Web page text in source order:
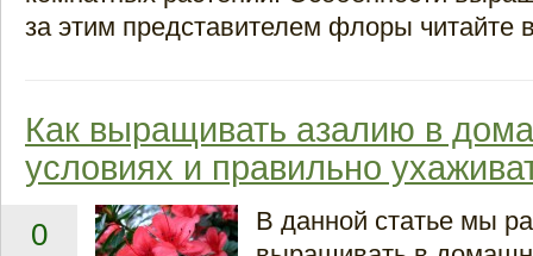
за этим представителем флоры читайте
Как выращивать азалию в
условиях и правильно
0
В данной статье мы